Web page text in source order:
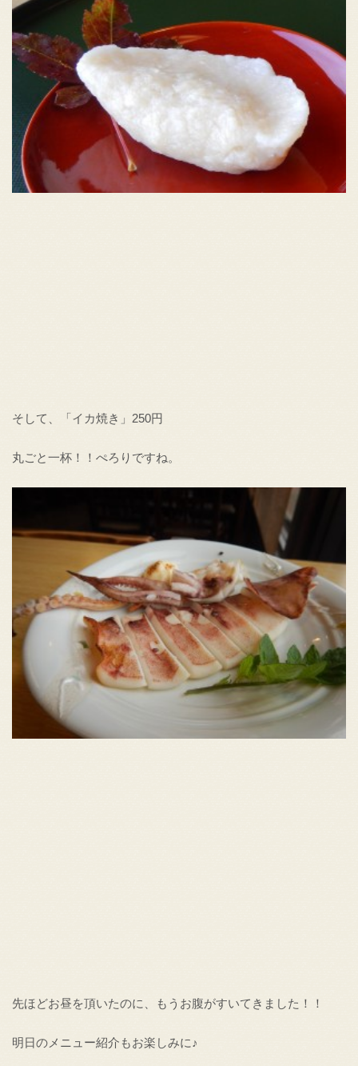
そして、「イカ焼き」250円
丸ごと一杯！！ぺろりですね。
先ほどお昼を頂いたのに、もうお腹がすいてきました！！
明日のメニュー紹介もお楽しみに♪